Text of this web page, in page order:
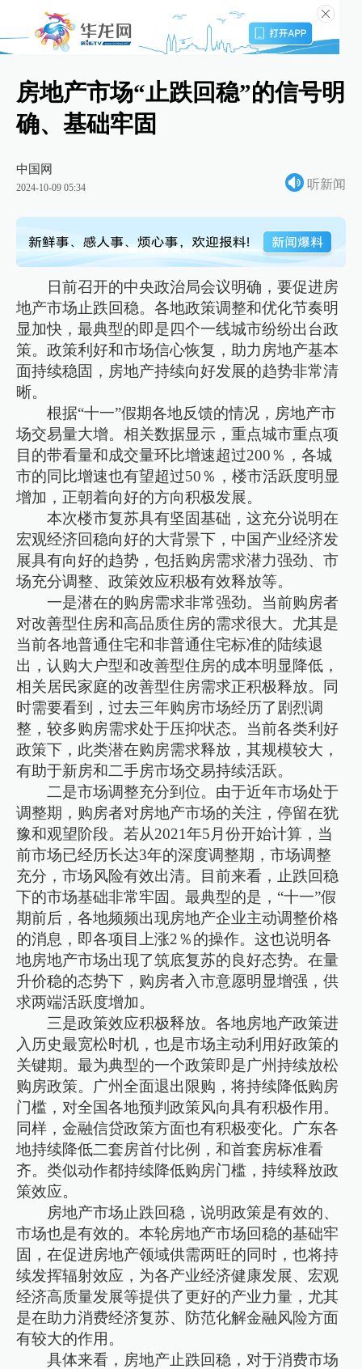
房地产市场“止跌回稳”的信号明
确、基础牢固
中国网
2024-10-09 05:34 听新闻
日前召开的中央政治局会议明确，要促进房
地产市场止跌回稳。各地政策调整和优化节奏明
显加快，最典型的即是四个一线城市纷纷出台政
策。政策利好和市场信心恢复，助力房地产基本
面持续稳固，房地产持续向好发展的趋势非常清
晰。
根据“十一”假期各地反馈的情况，房地产市
场交易量大增。相关数据显示，重点城市重点项
目的带看量和成交量环比增速超过200％，各城
市的同比增速也有望超过50％，楼市活跃度明显
增加，正朝着向好的方向积极发展。
本次楼市复苏具有坚固基础，这充分说明在
宏观经济回稳向好的大背景下，中国产业经济发
展具有向好的趋势，包括购房需求潜力强劲、市
场充分调整、政策效应积极有效释放等。
一是潜在的购房需求非常强劲。当前购房者
对改善型住房和高品质住房的需求很大。尤其是
当前各地普通住宅和非普通住宅标准的陆续退
出，认购大户型和改善型住房的成本明显降低，
相关居民家庭的改善型住房需求正积极释放。同
时需要看到，过去三年购房市场经历了剧烈调
整，较多购房需求处于压抑状态。当前各类利好
政策下，此类潜在购房需求释放，其规模较大，
有助于新房和二手房市场交易持续活跃。
二是市场调整充分到位。由于近年市场处于
调整期，购房者对房地产市场的关注，停留在犹
豫和观望阶段。若从2021年5月份开始计算，当
前市场已经历长达3年的深度调整期，市场调整
充分，市场风险有效出清。目前来看，止跌回稳
下的市场基础非常牢固。最典型的是，“十一”假
期前后，各地频频出现房地产企业主动调整价格
的消息，即各项目上涨2％的操作。这也说明各
地房地产市场出现了筑底复苏的良好态势。在量
升价稳的态势下，购房者入市意愿明显增强，供
求两端活跃度增加。
三是政策效应积极释放。各地房地产政策进
入历史最宽松时机，也是市场主动利用好政策的
关键期。最为典型的一个政策即是广州持续放松
购房政策。广州全面退出限购，将持续降低购房
门槛，对全国各地预判政策风向具有积极作用。
同样，金融信贷政策方面也有积极变化。广东各
地持续降低二套房首付比例，和首套房标准看
齐。类似动作都持续降低购房门槛，持续释放政
策效应。
房地产市场止跌回稳，说明政策是有效的、
市场也是有效的。本轮房地产市场回稳的基础牢
固，在促进房地产领域供需两旺的同时，也将持
续发挥辐射效应，为各产业经济健康发展、宏观
经济高质量发展等提供了更好的产业力量，尤其
是在助力消费经济复苏、防范化解金融风险方面
有较大的作用。
具体来看，房地产止跌回稳，对于消费市场